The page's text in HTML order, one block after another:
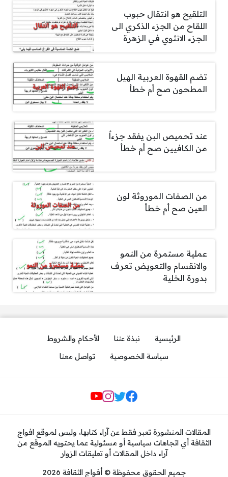
التلقيح هو انتقال حبوب
اللقاح من الجزء الذكري الى
الجزء الانثوي في الزهرة
تضم القهوة العربية الهيل
المطحون صح أم خطأ
عند تحميص البن يفقد جزءاً
من الكافيين صح أم خطأ
من الصفات الموروثة لون
العين صح أم خطأ
عملية مستمرة من النمو
والانقسام والتعويض تعرف
بدورة الخلية
الرئيسية نبذة عننا
الأحكام والشروط
سياسة الخصوصية
تواصل معنا
مواقع التواصل
المقالات المنشورة تعبر فقط عن آراء كتابها، وليس لموقع افواج
الثقافة أي اتجاهات سياسية أو مسئولية عما يحتويه الموقع من
آراء داخل المقالات أو تعليقات الزوار
جميع الحقوق محفوظة © أفواج الثقافة 2026